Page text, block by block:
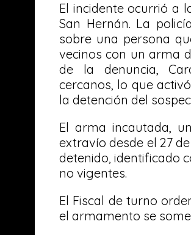
El incidente ocurrió a
San Hernán. La
sobre una persona
vecinos con un arma
de la denuncia,
cercanos, lo que
la detención del
El arma incautada,
extravío desde el 27
detenido, identificado
no vigentes.
El Fiscal de turno
el armamento se